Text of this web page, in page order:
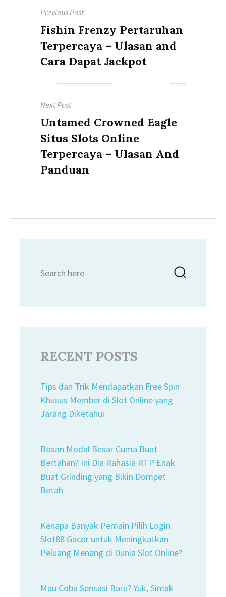
navigation
Previous Post
Previous
post:
Fishin Frenzy Pertaruhan
Terpercaya – Ulasan and
Cara Dapat Jackpot
Next Post
Next
post:
Untamed Crowned Eagle
Situs Slots Online
Terpercaya – Ulasan And
Panduan
for:
RECENT POSTS
Tips dan Trik Mendapatkan Free Spin
Khusus Member di Slot Online yang
Jarang Diketahui
Bosan Modal Besar Cuma Buat
Bertahan? Ini Dia Rahasia RTP Enak
Buat Grinding yang Bikin Dompet
Betah
Kenapa Banyak Pemain Pilih Login
Slot88 Gacor untuk Meningkatkan
Peluang Menang di Dunia Slot Online?
Mau Coba Sensasi Baru? Yuk, Simak